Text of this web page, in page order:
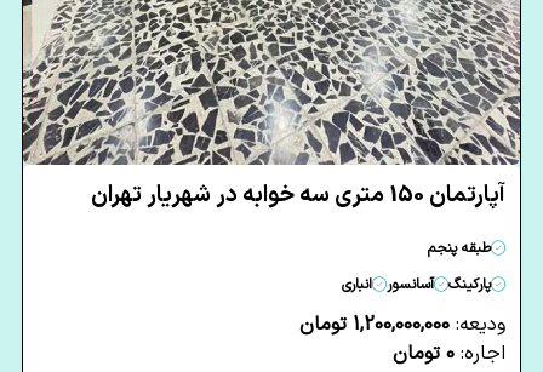
آپارتمان 150 متری سه خوابه در شهریار تهران
طبقه پنجم
پارکینگ
آسانسور انباری
ودیعه: 1,200,000,000 تومان
اجاره: 0 تومان